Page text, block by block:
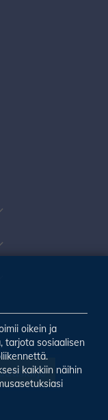
oikein ja
tarjota sosiaalisen
kaikkiin näihin